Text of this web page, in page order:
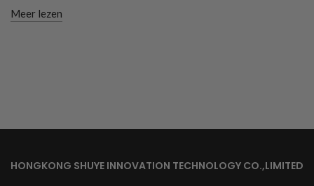
Meer lezen
HONGKONG SHUYE INNOVATION TECHNOLOGY CO.,LIMITED